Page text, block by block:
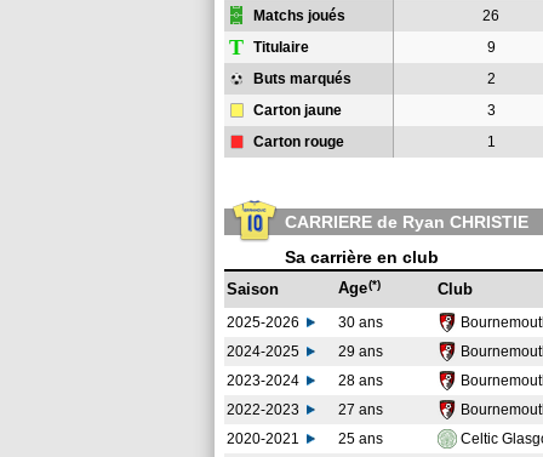
Matchs joués 26
T Titulaire 9
Buts marqués 2
Carton jaune 3
Carton rouge 1
CARRIERE de Ryan CHRISTIE
Sa carrière en club
Saison Age(*) Club
2025-2026 30 ans
2024-2025
29 ans
2023-2024
28 ans
2022-2023
27 ans
2020-2021
25 ans Celtic